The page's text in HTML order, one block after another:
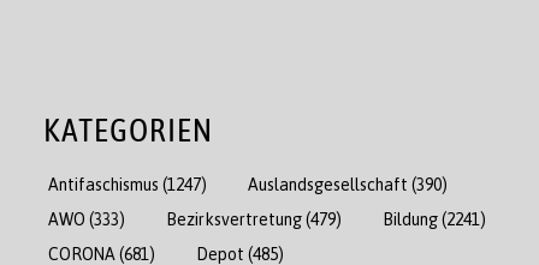
KATEGORIEN
Antifaschismus (1247) Auslandsgesellschaft (390)
AWO (333) Bezirksvertretung(479) Bildung(2241)
CORONA (681) Depot (485)